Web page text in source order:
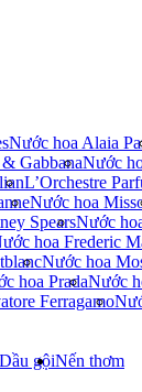
Nước hoa Alaia
GabbanaNước
L’Orchestre
Nước hoa
SpearsNước
hoa Frederic
Nước hoa
hoa PradaNước
Ferragamo
Dầu gộiNến thơm